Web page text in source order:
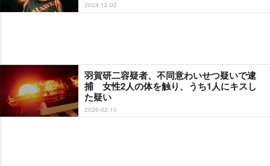
2024-12-02
羽賀研二容疑者、不同意わいせつ疑いで逮
捕 女性2人の体を触り、うち1人にキスし
た疑い
2026-02-10